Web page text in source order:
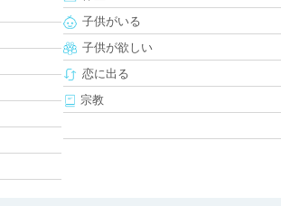
子供がいる
子供が欲しい
恋に出る
宗教